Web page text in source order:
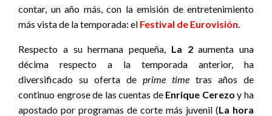
contar, un año más, con la emisión de entretenimiento
más vista de la temporada: el Festival de Eurovisión
Respecto a su hermana pequeña, La 2aumenta una
décima respecto a la temporada anterior, ha
diversificado su oferta de prime time tras años de
continuo engrose de las cuentas de Enrique Cerezo y ha
apostado por programas de corte más juvenil (La hora